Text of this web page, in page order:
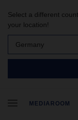
Select a different
your location!
Germany
MEDIAROOM